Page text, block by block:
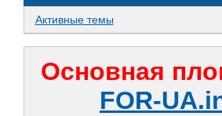
Активные темы
Основная
FOR-